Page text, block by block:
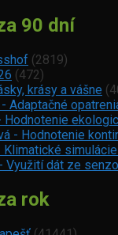
90 dní
(2819)
(472)
krásy a vášne
- Adaptačné
Hodnotenie
- Hodnotenie
Klimatické
Využití dát ze
rok